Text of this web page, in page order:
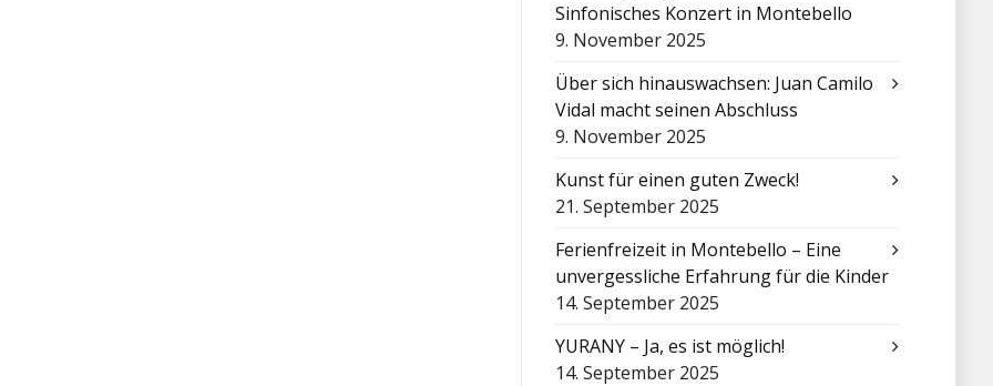
Sinfonisches Konzert in Montebello
9. November 2025
Über sich hinauswachsen: Juan Camilo
Vidal macht seinen Abschluss
9. November 2025
Kunst für einen guten Zweck!
21. September 2025
Ferienfreizeit in Montebello – Eine
unvergessliche Erfahrung für die Kinder
14. September 2025
YURANY – Ja, es ist möglich!
14. September 2025